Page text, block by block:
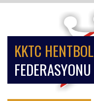
KKTC HENTBOL
FEDERASYONU